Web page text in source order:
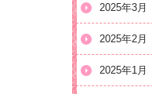
2025年3月
2025年2月
2025年1月